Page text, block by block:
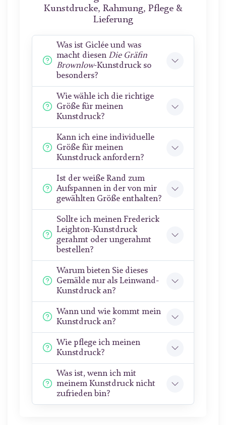
Kunstdrucke, Rahmung, Pflege &
Lieferung
Was ist Giclée und was
macht diesen Die Gräfin
Brownlow-Kunstdruck so
besonders?
Wie wähle ich die richtige
Größe für meinen
Kunstdruck?
Kann ich eine individuelle
Größe für meinen
Kunstdruck anfordern?
Ist der weiße Rand zum
Aufspannen in der von mir
gewählten Größe enthalten?
Sollte ich meinen Frederick
Leighton-Kunstdruck
gerahmt oder ungerahmt
bestellen?
Warum bieten Sie dieses
Gemälde nur als Leinwand-
Kunstdruck an?
Wann und wie kommt mein
Kunstdruck an?
Wie pflege ich meinen
Kunstdruck?
Was ist, wenn ich mit
meinem Kunstdruck nicht
zufrieden bin?